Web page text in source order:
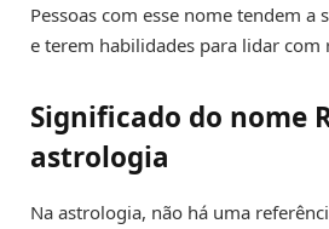
Pessoas com esse nome tendem a
e terem habilidades para lidar com
Significado do nome
astrologia
Na astrologia, não há uma